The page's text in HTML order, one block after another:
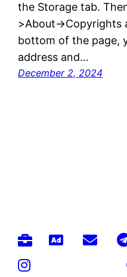
the Storage tab.
>About->Copyrights
bottom of the page,
address and…
December 2, 2024